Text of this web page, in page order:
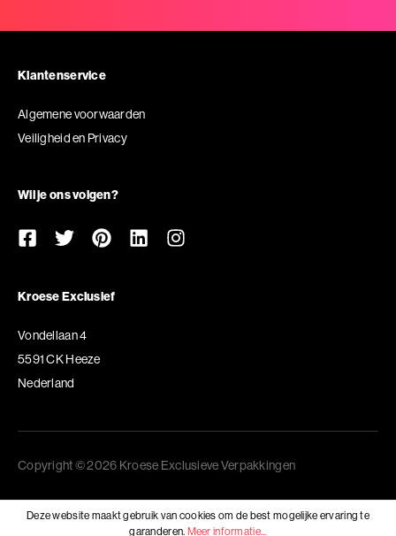
Klantenservice
Algemene voorwaarden
Veiligheid en Privacy
Wil je ons volgen?
Kroese Exclusief
Vondellaan 4
5591 CK Heeze
Nederland
Copyright © 2026 Kroese Exclusieve Verpakkingen
Deze website maakt gebruik van cookies om de best mogelijke ervaring te
garanderen. Meer informatie...